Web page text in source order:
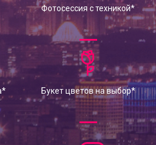
Фотосессия с техникой*
Букет цветов на выбор*